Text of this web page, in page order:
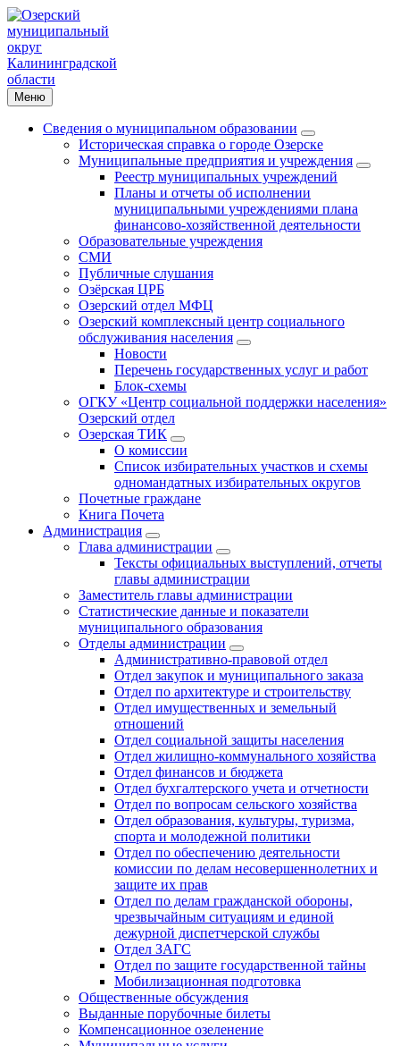
Меню
Сведения о муниципальном образовании
Историческая справка о городе Озерске
Муниципальные предприятия и учреждения
Реестр муниципальных учреждений
Планы и отчеты об исполнении
муниципальными учреждениями плана
финансово-хозяйственной деятельности
Образовательные учреждения
СМИ
Публичные слушания
Озёрская ЦРБ
Озерский отдел МФЦ
Озерский комплексный центр социального
обслуживания населения
Новости
Перечень государственных услуг и работ
Блок-схемы
ОГКУ «Центр социальной поддержки населения»
Озерский отдел
Озерская ТИК
О комиссии
Список избирательных участков и схемы
одномандатных избирательных округов
Почетные граждане
Книга Почета
Администрация
Глава администрации
Тексты официальных выступлений, отчеты
главы администрации
Заместитель главы администрации
Статистические данные и показатели
муниципального образования
Отделы администрации
Административно-правовой отдел
Отдел закупок и муниципального заказа
Отдел по архитектуре и строительству
Отдел имущественных и земельный
отношений
Отдел социальной защиты населения
Отдел жилищно-коммунального хозяйства
Отдел финансов и бюджета
Отдел бухгалтерского учета и отчетности
Отдел по вопросам сельского хозяйства
Отдел образования, культуры, туризма,
спорта и молодежной политики
Отдел по обеспечению деятельности
комиссии по делам несовершеннолетних и
защите их прав
Отдел по делам гражданской обороны,
чрезвычайным ситуациям и единой
дежурной диспетчерской службы
Отдел ЗАГС
Отдел по защите государственной тайны
Мобилизационная подготовка
Общественные обсуждения
Выданные порубочные билеты
Компенсационное озеленение